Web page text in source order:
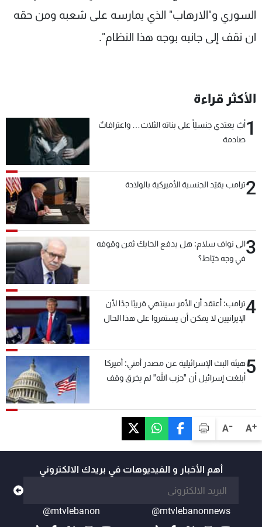
A+
A-
السوري و"الارهاب" الذي يمارسه على شعبه ومن حقه
ان نقف إلى جانبه بوجه هذا النظام".
الأكثر قراءة
1أبٌ يعتدي جنسيّاً على بناته الثلاث… واعترافاتٌ
صادمة
2ترامب يقيّد الجنسية الأميركية بالولادة
3الى نواف سلام: هل يدفع الحايك ثمن وقوفه
في وجه خيّاط؟
4ترامب: أعتقد أن الأمر سينتهي قريبًا جدًا لأن
الإيرانيين لا يمكن أن يستمروا على هذا الحال
5هيئة البث الإسرائيلية عن مصدر أمني: أميركا
أبلغت إسرائيل أن "حزب الله" لم يخرق وقف
أهم الأخبار و الفيديوهات في بريدك الالكتروني
@mtvlebanonnews
@mtvlebanon